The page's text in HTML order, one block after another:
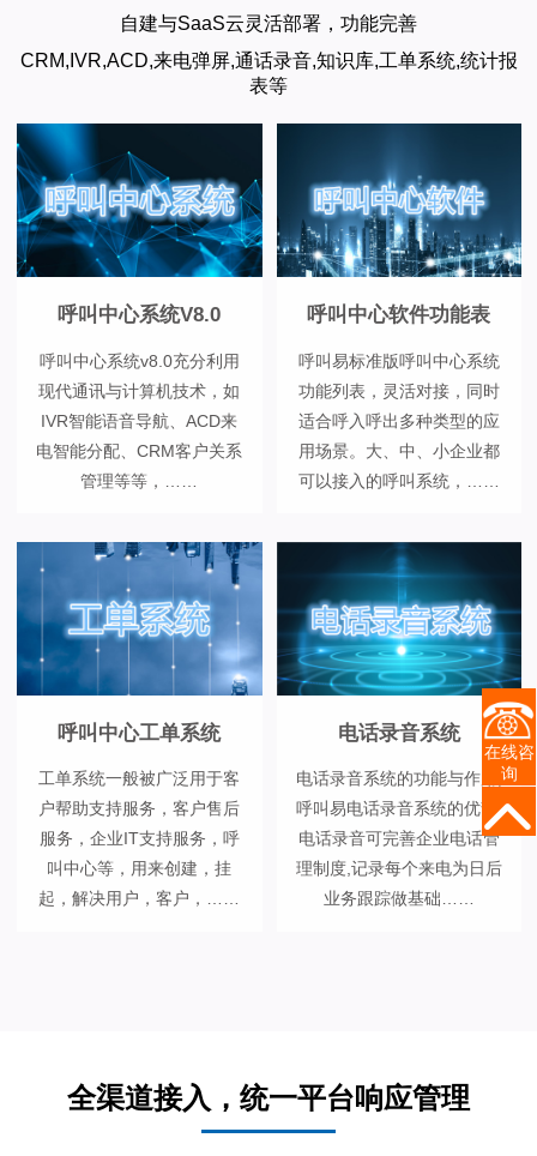
自建与SaaS云灵活部署，功能完善
CRM,IVR,ACD,来电弹屏,通话录音,知识库,工单系统,统计报
表等
呼叫中心系统V8.0
呼叫中心系统v8.0充分利用
现代通讯与计算机技术，如
IVR智能语音导航、ACD来
电智能分配、CRM客户关系
管理等等，……
呼叫中心软件功能表
呼叫易标准版呼叫中心系统
功能列表，灵活对接，同时
适合呼入呼出多种类型的应
用场景。大、中、小企业都
可以接入的呼叫系统，……
呼叫中心工单系统
工单系统一般被广泛用于客
户帮助支持服务，客户售后
服务，企业IT支持服务，呼
叫中心等，用来创建，挂
起，解决用户，客户，……
电话录音系统
电话录音系统的功能与作用,
呼叫易电话录音系统的优势,
电话录音可完善企业电话管
理制度,记录每个来电为日后
业务跟踪做基础……
全渠道接入，统一平台响应管理
在线咨
询